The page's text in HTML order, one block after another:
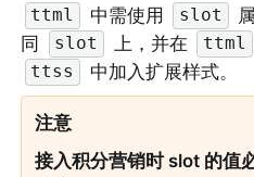
ttml 中需使用 slot
同
slot 上，并在 ttml
ttss 中加入扩展样式。
注意
接入积分营销时 slot 的值